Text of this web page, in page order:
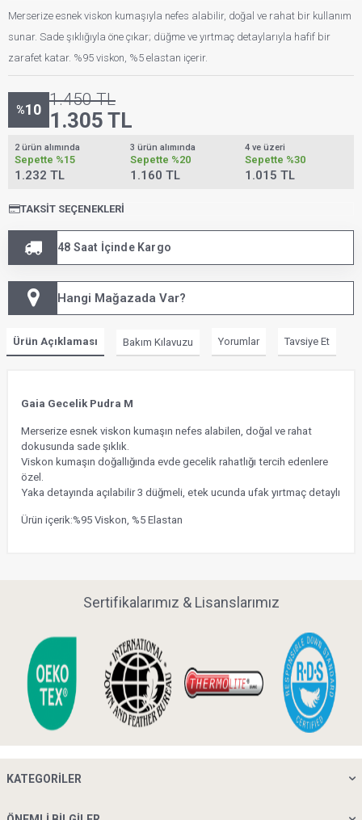
Merserize esnek viskon kumaşıyla nefes alabilir, doğal ve rahat bir kullanım
sunar. Sade şıklığıyla öne çıkar; düğme ve yırtmaç detaylarıyla hafif bir
zarafet katar. %95 viskon, %5 elastan içerir.
%10
1.450TL
1.305 TL
2 ürün alımında
Sepette %15
1.232 TL
3 ürün alımında
Sepette %20
1.160 TL
4 ve üzeri
Sepette %30
1.015 TL
TAKSIT SEÇENEKLERI
48 Saat İçinde Kargo
Hangi Mağazada Var?
Ürün Açıklaması Bakım Kılavuzu Yorumlar Tavsiye Et
Gaia Gecelik Pudra M
Merserize esnek viskon kumaşın nefes alabilen, doğal ve rahat
dokusunda sade şıklık.
Viskon kumaşın doğallığında evde gecelik rahatlığı tercih edenlere
özel.
Yaka detayında açılabilir 3 düğmeli, etek ucunda ufak yırtmaç detaylı
Ürün içerik:%95 Viskon, %5 Elastan
Sertifikalarımız & Lisanslarımız
KATEGORILER